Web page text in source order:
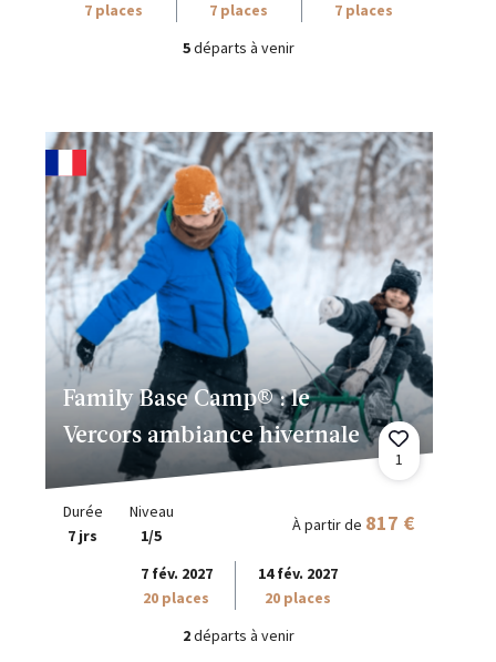
7 places 7 places
7 places
5départs à venir
Family Base Camp® : le
Vercors ambiance hivernale
1
Durée
7 jrs
Niveau
1/5
À partir de 817 €
7 fév. 2027
20 places
14 fév. 2027
20 places
2départs à venir